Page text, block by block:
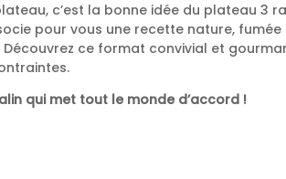
c’est la bonne idée du plateau 3
pour vous une recette nature,
Découvrez ce format convivial et
qui met tout le monde d’accord !